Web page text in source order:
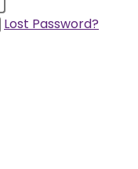
Lost Password?